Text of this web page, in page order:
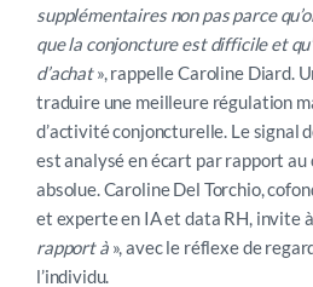
supplémentaires non pas parce
que la conjoncture est difficile et
d’achat», rappelle Caroline Diard.
traduire une meilleure régulation
d’activité conjoncturelle. Le signal
est analysé en écart par rapport
absolue. Caroline Del Torchio,
et experte en IA et data RH, invite
rapport à», avec le réflexe de
l’individu.